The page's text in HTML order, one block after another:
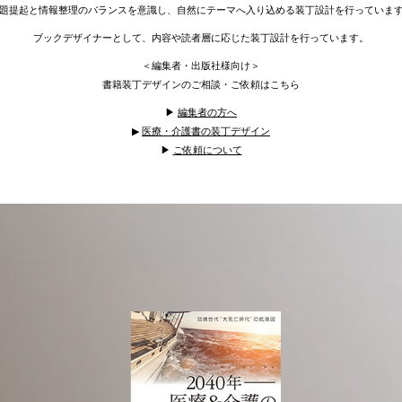
提起と情報整理のバランスを意識し、自然にテーマへ入り込める装丁設計を行っていま
ブックデザイナーとして、内容や読者層に応じた装丁設計を行っています。
＜編集者・出版社様向け＞
書籍装丁デザインのご相談・ご依頼はこちら
▶︎ 編集者の方へ
▶︎ 医療・介護書の装丁デザイン
▶︎ ご依頼について